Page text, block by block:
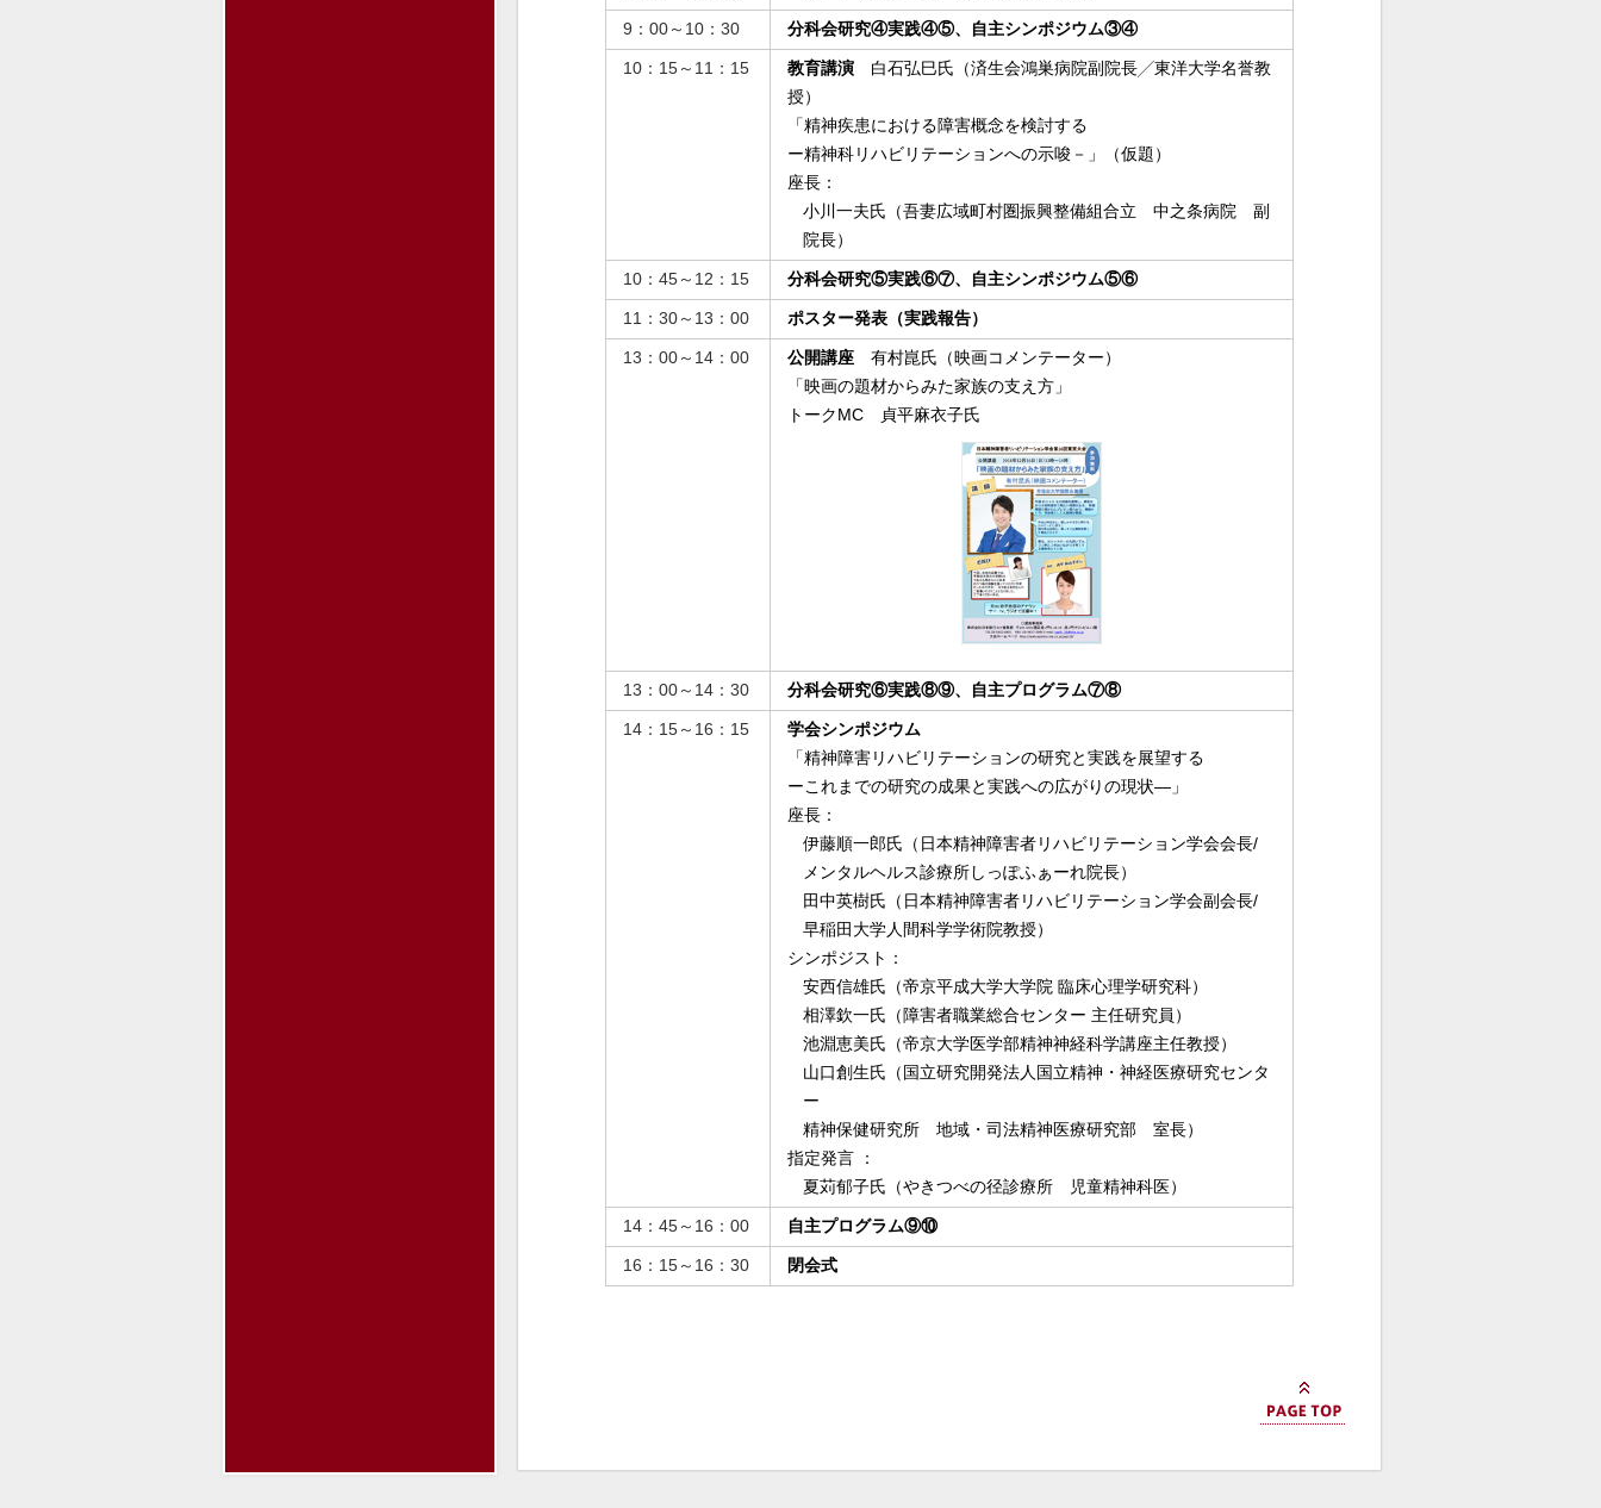
9：00～10：30 分科会研究④実践④⑤、自主シンポジウム③④
10：15～11：15 教育講演白石弘巳氏（済生会鴻巣病院副院長╱東洋大学名誉教
授）
「精神疾患における障害概念を検討する
ー精神科リハビリテーションへの示唆－」（仮題）
座長：
小川一夫氏（吾妻広域町村圏振興整備組合立 中之条病院 副
院長）
10：45～12：15 分科会研究⑤実践⑥⑦、自主シンポジウム⑤⑥
11：30～13：00 ポスター発表（実践報告）
13：00～14：00 公開講座有村崑氏（映画コメンテーター）
「映画の題材からみた家族の支え方」
トークMC 貞平麻衣子氏
13：00～14：30 分科会研究⑥実践⑧⑨、自主プログラム⑦⑧
14：15～16：15
学会シンポジウム
「精神障害リハビリテーションの研究と実践を展望する
ーこれまでの研究の成果と実践への広がりの現状―」
座長：
伊藤順一郎氏（日本精神障害者リハビリテーション学会会長/
メンタルヘルス診療所しっぽふぁーれ院長）
田中英樹氏（日本精神障害者リハビリテーション学会副会長/
早稲田大学人間科学学術院教授）
シンポジスト：
安西信雄氏（帝京平成大学大学院 臨床心理学研究科）
相澤欽一氏（障害者職業総合センター 主任研究員）
池淵恵美氏（帝京大学医学部精神神経科学講座主任教授）
山口創生氏（国立研究開発法人国立精神・神経医療研究センタ
ー
精神保健研究所 地域・司法精神医療研究部 室長）
指定発言 ：
夏苅郁子氏（やきつべの径診療所 児童精神科医）
14：45～16：00 自主プログラム⑨⑩
16：15～16：30 閉会式